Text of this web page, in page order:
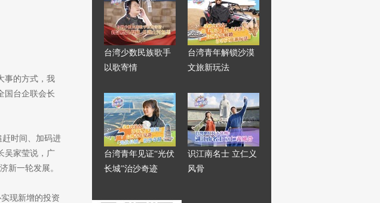
事的方式，我
国台企联会长
赶时间、加码进
吴家莹说，广
新一轮发展。
现新增的投资
台湾少数民族歌手
以歌寄情
台湾青年解锁沙漠
文旅新玩法
台湾青年见证“光伏
长城”治沙奇迹
识江南名士 立仁义
风骨